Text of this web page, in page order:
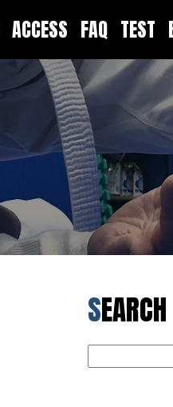
ACCESS FAQ TEST
SEARCH